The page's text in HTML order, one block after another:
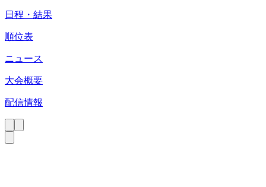
日程・結果
順位表
ニュース
大会概要
配信情報